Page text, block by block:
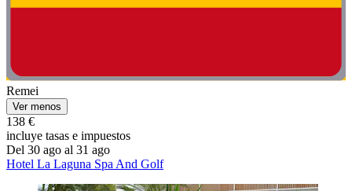
Remei
Ver menos
138 €
incluye tasas e impuestos
Del 30 ago al 31 ago
Hotel La Laguna Spa And Golf